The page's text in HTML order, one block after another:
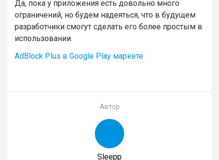
Да, пока у приложения есть довольно много
ограничений, но будем надеяться, что в будущем
разработчики смогут сделать его более простым в
использовании.
AdBlock Plus в Google Play маркете
Автор
Sleepp